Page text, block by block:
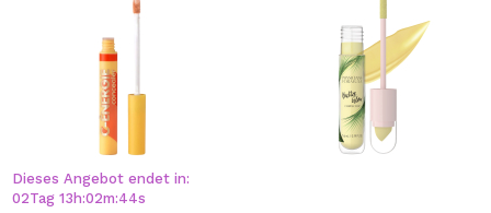
Dieses Angebot endet in:
02Tag 13 h:02m:44s